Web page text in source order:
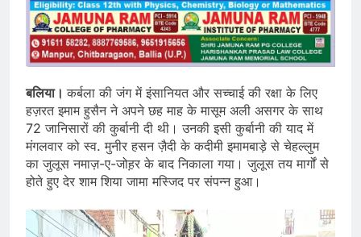
बलिया।कर्बला की जंग में इंसानियत और सच्चाई की रक्षा के लिए
हज़रत इमाम हुसैन ने अपने छह माह के मासूम अली असगर के साथ
72 जानिसारों की कुर्बानी दी थी। उनकी इसी कुर्बानी की याद में
मंगलवार को स्व. मुनीर हसन ज़ैदी के कदीमी इमामबाड़े से चेहल्लुम
का जुलूस नमाज़-ए-जोह़र के बाद निकाला गया। जुलूस तय मार्गों से
होते हुए देर शाम शिया जामा मस्जिद पर संपन्न हुआ।